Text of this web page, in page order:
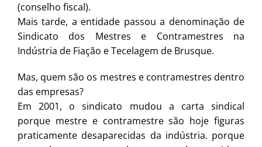
(conselho fiscal).
Mais tarde, a entidade passou a denominação de
Sindicato dos Mestres e Contramestres na
Indústria de Fiação e Tecelagem de Brusque.
Mas, quem são os mestres e contramestres dentro
das empresas?
Em 2001, o sindicato mudou a carta sindical
porque mestre e contramestre são hoje figuras
praticamente desaparecidas da indústria. porque